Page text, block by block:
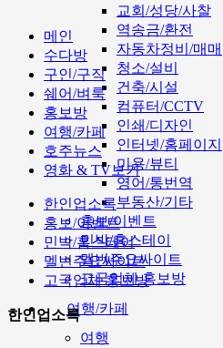
교회/성당/사찰
역송금/환전
자동차정비/매매
청소/설비
건축/시설
컴퓨터/CCTV
인쇄/디자인
인터넷/홈페이지
미용/뷰티
영어/통번역
부동산/기타
홍보/이벤트
민박/홈스테이
멜번주요싸이트
고국업체 홍보방
여행/카페
여행
메인
수다방
구인/구직
쉐어/벼룩
홍보방
여행/카페
호주뉴스
영화 & TV보기
한인업소록
홍보/이벤트
민박/홈스테이
멜번주요싸이트
고국업체 홍보방
한인업소록